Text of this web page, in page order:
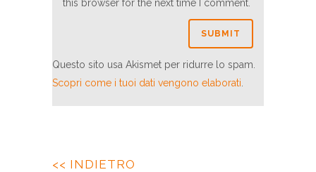
this browser for the next time I comment.
Questo sito usa Akismet per ridurre lo spam.
Scopri come i tuoi dati vengono elaborati
<< INDIETRO